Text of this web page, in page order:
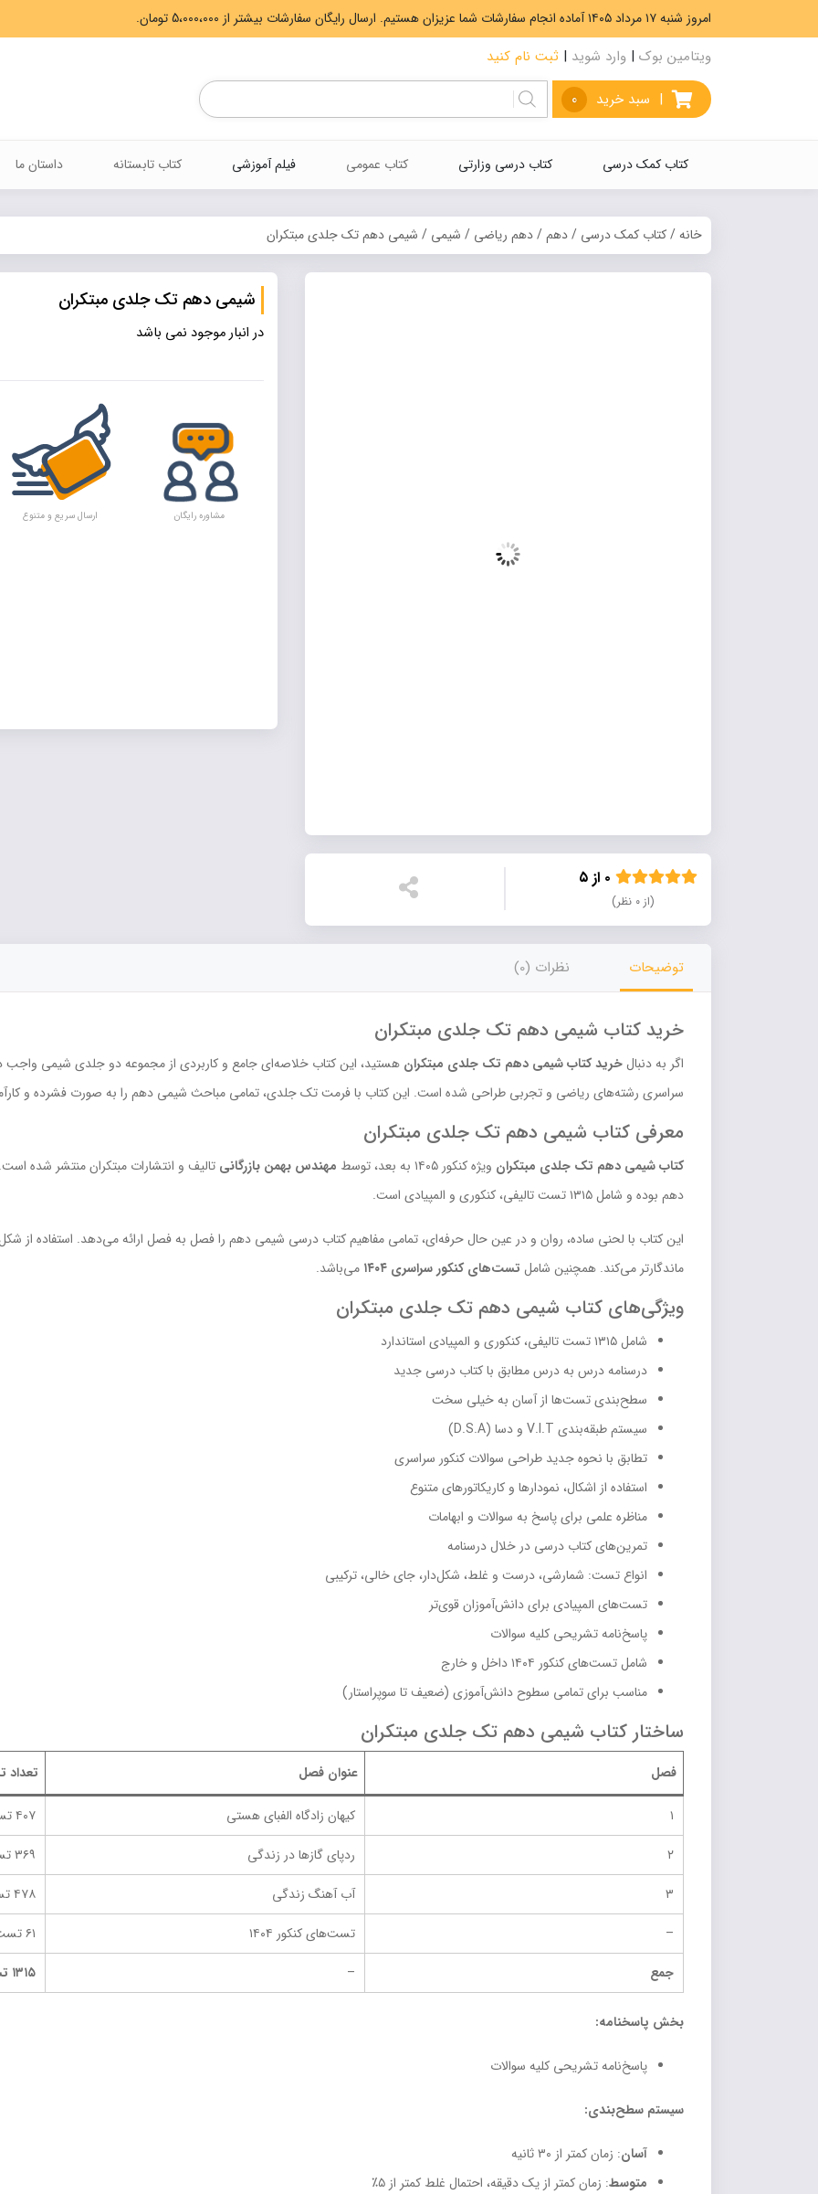
امروز شنبه ۱۷ مرداد ۱۴۰۵ آماده انجام سفارشات شما عزیزان هستیم. ارسال رایگان سفارشات بیشتر از 5،000،000 تومان.
ویتامین بوک | وارد شوید | ثبت نام کنید
| سبد خرید 0
Products
search
کتاب کمک درسی کتاب درسی وزارتی کتاب عمومی فیلم آموزشی کتاب تابستانه داستان ما
خانه/کتاب کمک درسی /دهم/دهم ریاضی / شیمی / شیمی دهم تک جلدی مبتکران
(از ۰ نظر)
شیمی دهم تک جلدی مبتکران
در انبار موجود نمی باشد
مشاوره رایگان ارسال سریع و متنوع
توضیحات نظرات (0)
خرید کتاب شیمی دهم تک جلدی مبتکران
اگر به دنبال خرید کتاب شیمی دهم تک جلدی مبتکران
سراسری رشته‌های ریاضی و تجربی طراحی شده است. این کتاب با فرمت تک جلدی، تمامی مباحث شیمی دهم را به صورت فشرده و
معرفی کتاب شیمی دهم تک جلدی مبتکران
کتاب شیمی دهم تک جلدی مبتکران ویژه کنکور ۱۴۰۵ به بعد، توسط مهندس بهمن بازرگانی تالیف و انتشارات مبتکران منتشر شده
دهم بوده و شامل ۱۳۱۵ تست تالیفی، کنکوری و المپیادی است.
این کتاب با لحنی ساده، روان و در عین حال حرفه‌ای، تمامی مفاهیم کتاب درسی شیمی دهم را فصل به فصل ارائه می‌دهد. استفاده از
ماندگارتر می‌کند. همچنین شامل تست‌های کنکور سراسری ۱۴۰۴ می‌باشد.
ویژگی‌های کتاب شیمی دهم تک جلدی مبتکران
شامل ۱۳۱۵ تست تالیفی، کنکوری و المپیادی استاندارد
درسنامه درس به درس مطابق با کتاب درسی جدید
سطح‌بندی تست‌ها از آسان به خیلی سخت
سیستم طبقه‌بندی V.I.T و دسا (D.S.A)
تطابق با نحوه جدید طراحی سوالات کنکور سراسری
استفاده از اشکال، نمودارها و کاریکاتورهای متنوع
مناظره علمی برای پاسخ به سوالات و ابهامات
تمرین‌های کتاب درسی در خلال درسنامه
انواع تست: شمارشی، درست و غلط، شکل‌دار، جای خالی، ترکیبی
تست‌های المپیادی برای دانش‌آموزان قوی‌تر
پاسخ‌نامه تشریحی کلیه سوالات
شامل تست‌های کنکور ۱۴۰۴ داخل و خارج
مناسب برای تمامی سطوح دانش‌آموزی (ضعیف تا سوپراستار)
ساختار کتاب شیمی دهم تک جلدی مبتکران
فصل عنوان فصل
۱ کیهان زادگاه الفبای هستی
۴۰۷ تست
۲
ردپای گازها در زندگی
۳۶۹ تست
۳
آب آهنگ زندگی
۴۷۸ تست
–
تست‌های کنکور ۱۴۰۴
۶۱ تست
جمع
– ۱۳۱۵ تست
بخش پاسخنامه:
پاسخ‌نامه تشریحی کلیه سوالات
سیستم سطح‌بندی:
آسان: زمان کمتر از ۳۰ ثانیه
متوسط: زمان کمتر از یک دقیقه، احتمال غلط کمتر از ۵٪